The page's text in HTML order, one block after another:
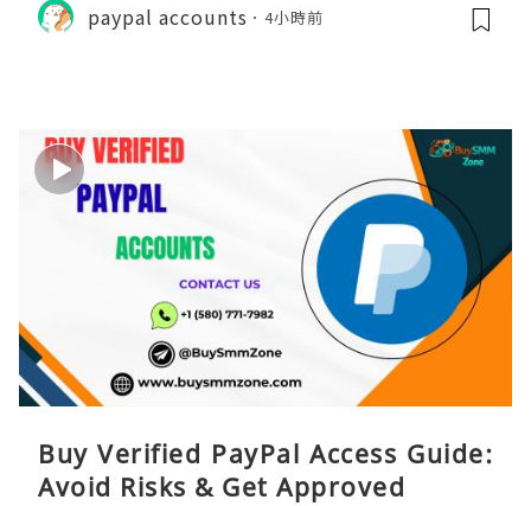
paypal accounts 4小時前
Buy Verified PayPal Access Guide:
Avoid Risks & Get Approved